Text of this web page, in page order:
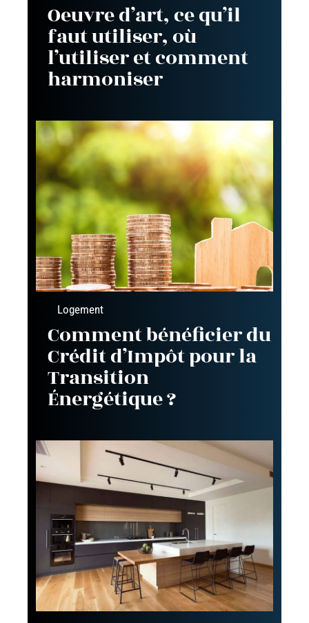
Oeuvre d’art, ce qu’il
faut utiliser, où
l’utiliser et comment
harmoniser
Logement
Comment bénéficier du
Crédit d’Impôt pour la
Transition
Énergétique ?